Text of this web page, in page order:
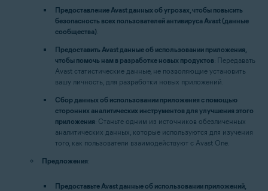
Предоставление Avast данных об угрозах, чтобы повысить
безопасность всех пользователей антивируса Avast (данные
сообщества)
Предоставить Avast данные об использовании приложения,
чтобы помочь нам в разработке новых продуктов: Передавать
Avast статистические данные, не позволяющие установить
вашу личность, для разработки новых приложений.
Сбор данных об использовании приложения с помощью
сторонних аналитических инструментов для улучшения этого
приложения: Станьте одним из источников обезличенных
аналитических данных, которые используются для изучения
того, как пользователи взаимодействуют с Avast One.
Предложения:
Предоставьте Avast данные об использовании приложений,